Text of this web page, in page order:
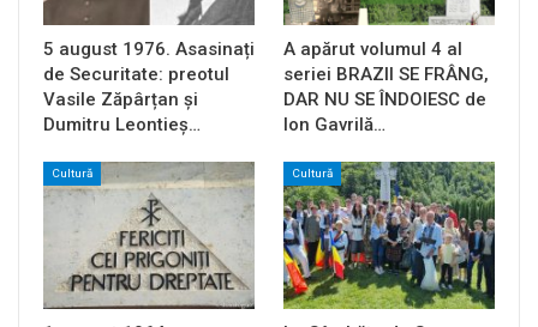
5 august 1976. Asasinați
de Securitate: preotul
Vasile Zăpârțan și
Dumitru Leontieș…
A apărut volumul 4 al
seriei BRAZII SE FRÂNG,
DAR NU SE ÎNDOIESC de
Ion Gavrilă…
Cultură Cultură